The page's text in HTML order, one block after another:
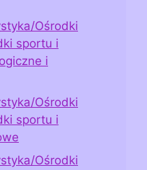
Ośrodki
sportu i
i
Ośrodki
sportu i
Ośrodki